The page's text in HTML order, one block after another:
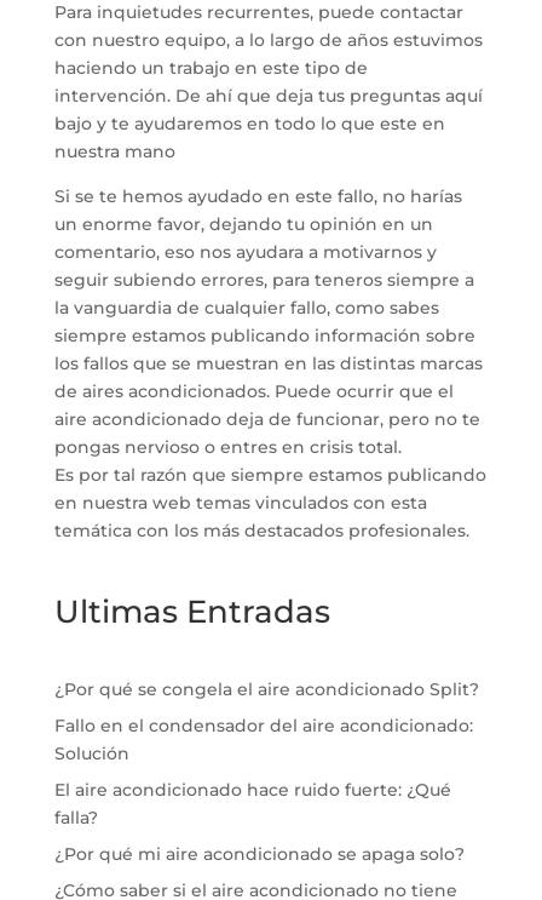
Para inquietudes recurrentes, puede contactar
con nuestro equipo, a lo largo de años estuvimos
haciendo un trabajo en este tipo de
intervención. De ahí que deja tus preguntas aquí
bajo y te ayudaremos en todo lo que este en
nuestra mano
Si se te hemos ayudado en este fallo, no harías
un enorme favor, dejando tu opinión en un
comentario, eso nos ayudara a motivarnos y
seguir subiendo errores, para teneros siempre a
la vanguardia de cualquier fallo, como sabes
siempre estamos publicando información sobre
los fallos que se muestran en las distintas marcas
de aires acondicionados. Puede ocurrir que el
aire acondicionado deja de funcionar, pero no te
pongas nervioso o entres en crisis total.
Es por tal razón que siempre estamos publicando
en nuestra web temas vinculados con esta
temática con los más destacados profesionales.
Ultimas Entradas
¿Por qué se congela el aire acondicionado Split?
Fallo en el condensador del aire acondicionado:
Solución
El aire acondicionado hace ruido fuerte: ¿Qué
falla?
¿Por qué mi aire acondicionado se apaga solo?
¿Cómo saber si el aire acondicionado no tiene